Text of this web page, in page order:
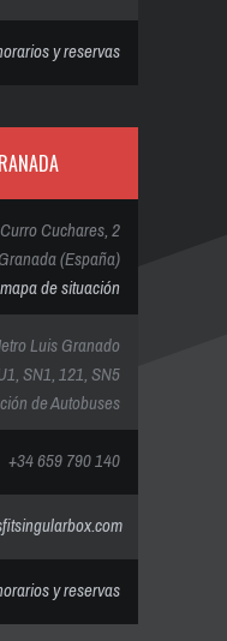
y reservas
Cuchares, 2
(España)
de situación
Luis Granado
SN1, 121, SN5
de Autobuses
+34 659 790 140
y reservas